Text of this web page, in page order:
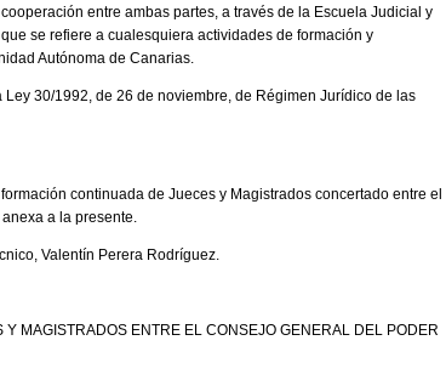
entre ambas partes, a través de la Escuela Judicial y
se refiere a cualesquiera actividades de formación y
Autónoma de Canarias.
30/1992, de 26 de noviembre, de Régimen Jurídico de las
continuada de Jueces y Magistrados concertado entre el
a la presente.
Valentín Perera Rodríguez.
MAGISTRADOS ENTRE EL CONSEJO GENERAL DEL PODER